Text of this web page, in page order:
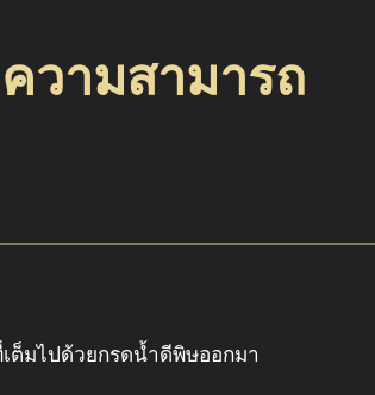
วามสามารถ
ต็มไปด้วยกรดน้ำดีพิษออกมา